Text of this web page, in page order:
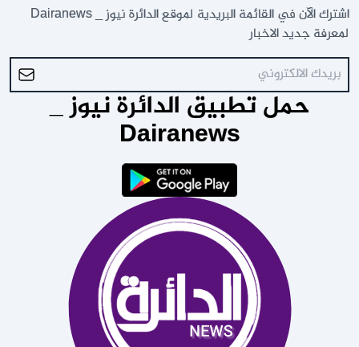
اشترك الآن في القائمة البريدية لموقع الدائرة نيوز _ Dairanews
لمعرفة جديد الاخبار
حمل تطبيق الدائرة نيوز _
Dairanews